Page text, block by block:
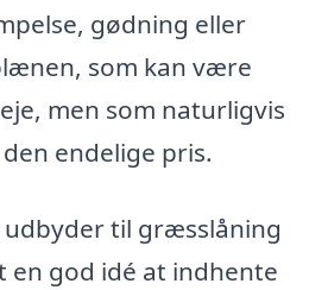
gødning eller
som kan være
men som naturligvis
endelige pris.
til græsslåning
en god idé at indhente